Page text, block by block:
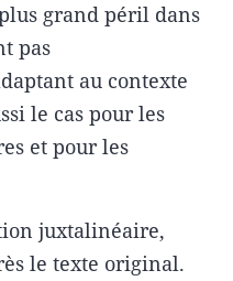
grand péril dans
pas
au contexte
le cas pour les
et pour les
juxtalinéaire,
le texte original.